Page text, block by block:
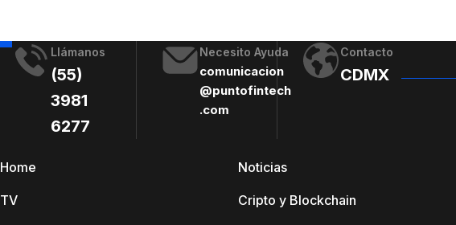
Llámanos
(55)
3981
6277
Necesito Ayuda
comunicacion
@puntofintech
.com
Contacto
CDMX
Home
TV
Noticias
Cripto y Blockchain